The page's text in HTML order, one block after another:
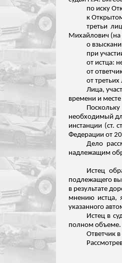
по иску
к
третьи
Михайлович (на
о
при
от истца:
от
от
Лица,
времени и
необходимый
инстанции (ст.
Федерации от
Дело
надлежащим
Истец
подлежащего
в результате
мнению истца,
указанного
Истец в
полном объеме.
Ответчик